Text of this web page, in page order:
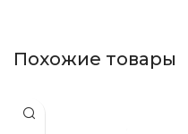
Похожие товары